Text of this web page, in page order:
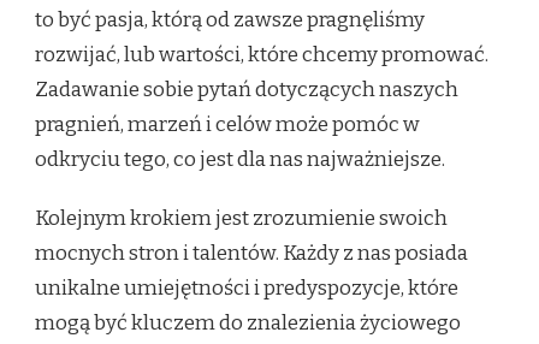
to być pasja, którą od zawsze pragnęliśmy
rozwijać, lub wartości, które chcemy promować.
Zadawanie sobie pytań dotyczących naszych
pragnień, marzeń i celów może pomóc w
odkryciu tego, co jest dla nas najważniejsze.
Kolejnym krokiem jest zrozumienie swoich
mocnych stron i talentów. Każdy z nas posiada
unikalne umiejętności i predyspozycje, które
mogą być kluczem do znalezienia życiowego